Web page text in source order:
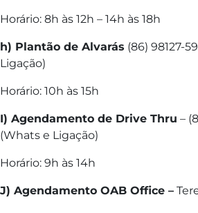
Horário: 8h às 12h – 14h às 18h
h) Plantão de Alvarás (86) 98127-
Ligação)
Horário: 10h às 15h
I) Agendamento de Drive Thru –
(Whats e Ligação)
Horário: 9h às 14h
J) Agendamento OAB Office –